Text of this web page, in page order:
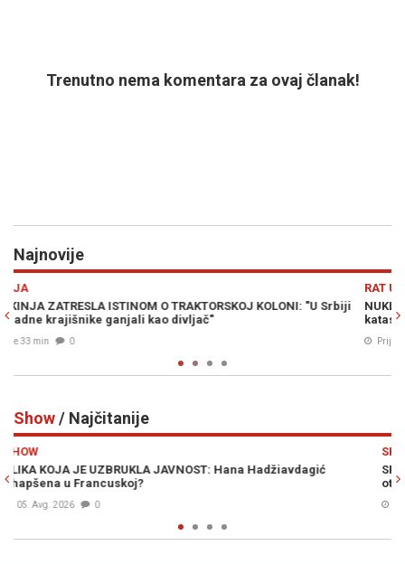
Trenutno nema komentara za ovaj članak!
Najnovije
Srbiji
NUKLEARNA OPCIJA NA STOLU: Wilkerson upozorava na
katastrofalan scenario u ratu sa Iranom
Prije 47 min
Show/ Najčitanije
SPREMNA JE ZA BRAK: Prezgodna stjuardesa hitno traži
otkrila da je slaba na starije
Prije 7h